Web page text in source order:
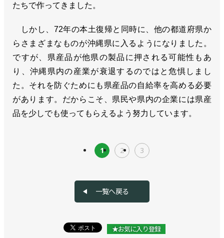
たちで作ってきました。
しかし、72年の本土復帰と同時に、他の都道府県か
らさまざまなものが沖縄県に入るようになりました。
ですが、県産品が他県の製品に押される可能性もあ
り、沖縄県内の産業が衰退するのではと危惧しまし
た。それを防ぐためにも県産品の自給率を高める必要
があります。だからこそ、県民や県内の企業には県産
品を少しでも使ってもらえるよう努力しています。
1 2 3
一覧へ戻る
★お気に入り登録